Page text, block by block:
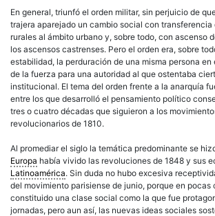
En general, triunfó el orden militar, sin perjuicio de
trajera aparejado un cambio social con transferencia
rurales al ámbito urbano y, sobre todo, con ascenso
los ascensos castrenses. Pero el orden era, sobre
estabilidad, la perduración de una misma persona en
de la fuerza para una autoridad al que ostentaba
institucional. El tema del orden frente a la anarquía
entre los que desarrolló el pensamiento político
tres o cuatro décadas que siguieron a los
revolucionarios de 1810.
Al promediar el siglo la temática predominante se
Europa había vivido las revoluciones de 1848 y sus
Latinoamérica. Sin duda no hubo excesiva
del movimiento parisiense de junio, porque en pocas
constituido una clase social como la que fue
jornadas, pero aun así, las nuevas ideas sociales